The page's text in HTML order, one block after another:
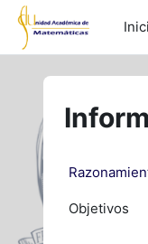
Saltar al contenido
Objetivos